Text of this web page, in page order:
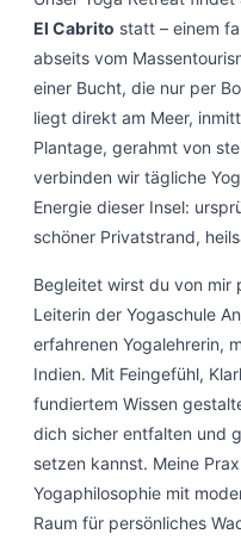
El Cabrito statt – einem
abseits vom
einer Bucht, die nur per
liegt direkt am Meer,
Plantage, gerahmt von
verbinden wir tägliche
Energie dieser Insel:
schöner Privatstrand,
Begleitet wirst du von mir
Leiterin der Yogaschule
erfahrenen Yogalehrerin,
Indien. Mit Feingefühl,
fundiertem Wissen
dich sicher entfalten und
setzen kannst. Meine
Yogaphilosophie mit
Raum für persönliches